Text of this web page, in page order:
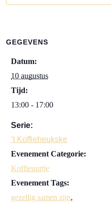
GEGEVENS
Datum:
10 augustus
Tijd:
13:00 - 17:00
Serie:
’t Koffieheukske
Evenement Categorie:
Koffieuurtje
Evenement Tags:
gezellig samen zijn,